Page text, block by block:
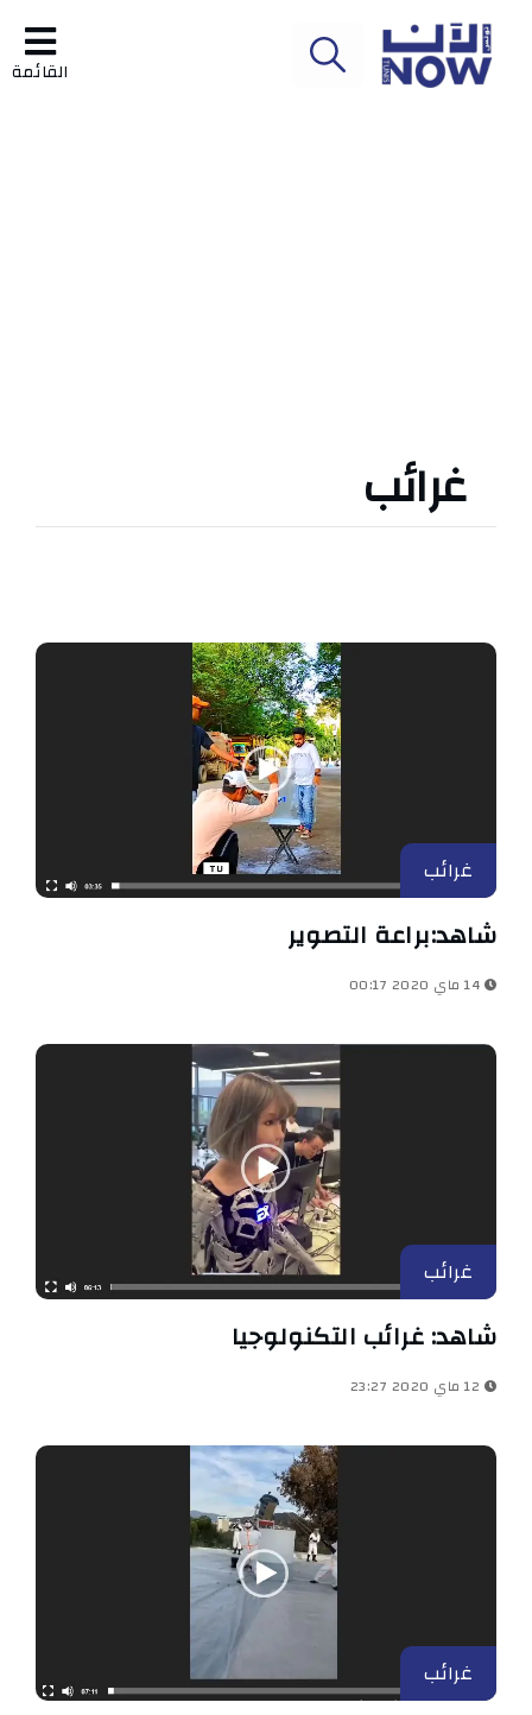
القائمة
غرائب
غرائب
شاهد:براعة التصوير
غرائب
شاهد: غرائب التكنولوجيا
غرائب